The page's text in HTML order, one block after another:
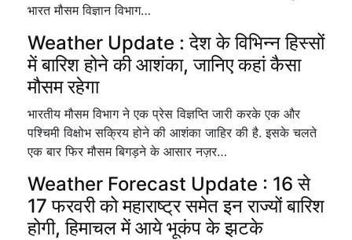
भारत मौसम विज्ञान विभाग…
Weather Update : देश के विभिन्न हिस्सों
में बारिश होने की आशंका, जानिए कहां कैसा
मौसम रहेगा
भारतीय मौसम विभाग ने एक प्रेस विज्ञप्ति जारी करके एक और
पश्चिमी विक्षोभ सक्रिय होने की आशंका जाहिर की है. इसके चलते
एक बार फिर मौसम बिगड़ने के आसार नज़र…
Weather Forecast Update : 16 से
17 फरवरी को महाराष्ट्र समेत इन राज्यों बारिश
होगी, हिमाचल में आये भूकंप के झटके